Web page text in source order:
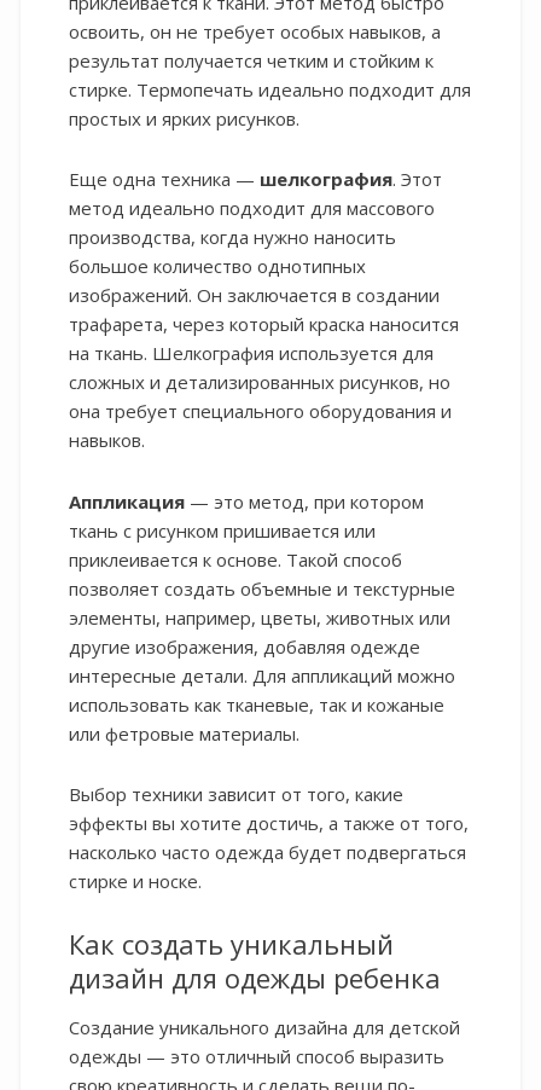
освоить, он не требует особых навыков, а
результат получается четким и стойким к
стирке. Термопечать идеально подходит для
простых и ярких рисунков.
Еще одна техника — шелкография. Этот
метод идеально подходит для массового
производства, когда нужно наносить
большое количество однотипных
изображений. Он заключается в создании
трафарета, через который краска наносится
на ткань. Шелкография используется для
сложных и детализированных рисунков, но
она требует специального оборудования и
навыков.
Аппликация — это метод, при котором
ткань с рисунком пришивается или
приклеивается к основе. Такой способ
позволяет создать объемные и текстурные
элементы, например, цветы, животных или
другие изображения, добавляя одежде
интересные детали. Для аппликаций можно
использовать как тканевые, так и кожаные
или фетровые материалы.
Выбор техники зависит от того, какие
эффекты вы хотите достичь, а также от того,
насколько часто одежда будет подвергаться
стирке и носке.
Как создать уникальный
дизайн для одежды ребенка
Создание уникального дизайна для детской
одежды — это отличный способ выразить
свою креативность и сделать вещи по-